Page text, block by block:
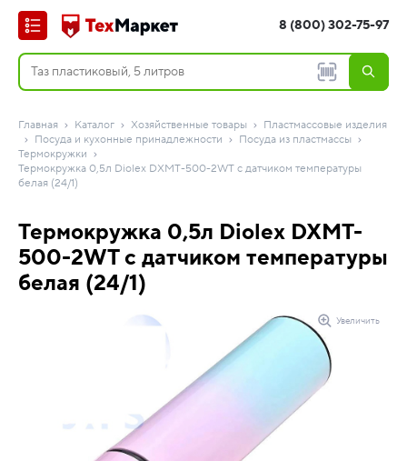
8 (800) 302-75-97
Главная Каталог Хозяйственные товары
Пластмассовые изделия
Посуда и кухонные принадлежности
Посуда из пластмассы
Термокружки
Термокружка 0,5л Diolex DXMT-500-2WT с датчиком температуры
белая (24/1)
Термокружка 0,5л Diolex DXMT-
500-2WT с датчиком температуры
белая (24/1)
Увеличить